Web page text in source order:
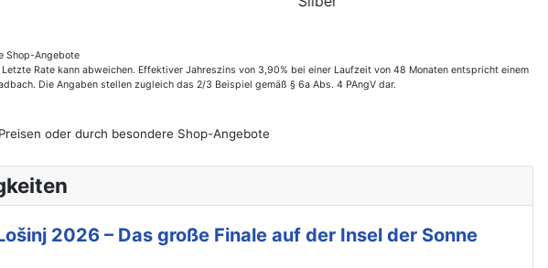
Shop-Angebote
Rate kann abweichen. Effektiver Jahreszins von 3,90% bei einer Laufzeit von 48 Monaten entspricht einem
Die Angaben stellen zugleich das 2/3 Beispiel gemäß § 6a Abs. 4 PAngV dar.
oder durch besondere Shop-Angebote
2026 – Das große Finale auf der Insel der Sonne